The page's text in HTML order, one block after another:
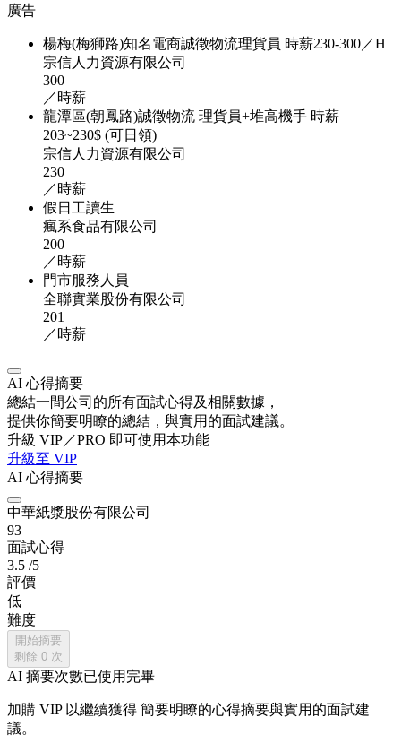
廣告
楊梅(梅獅路)知名電商誠徵物流理貨員 時薪230-300／H
宗信人力資源有限公司
300
／時薪
龍潭區(朝鳳路)誠徵物流 理貨員+堆高機手 時薪
203~230$ (可日領)
宗信人力資源有限公司
230
／時薪
假日工讀生
瘋系食品有限公司
200
／時薪
門市服務人員
全聯實業股份有限公司
201
／時薪
AI 心得摘要
總結一間公司的所有面試心得及相關數據，
提供你簡要明瞭的總結，與實用的面試建議。
升級 VIP／PRO 即可使用本功能
升級至 VIP
AI 心得摘要
中華紙漿股份有限公司
93
面試心得
3.5 /5
評價
低
難度
開始摘要
剩餘 0 次
AI 摘要次數已使用完畢
加購 VIP 以繼續獲得 簡要明瞭的心得摘要與實用的面試建
議。